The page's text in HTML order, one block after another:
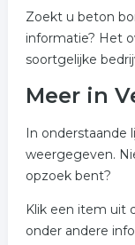
Zoekt u beton
informatie? Het
soortgelijke
Meer in
In onderstaande
weergegeven.
opzoek bent?
Klik een item uit
onder andere